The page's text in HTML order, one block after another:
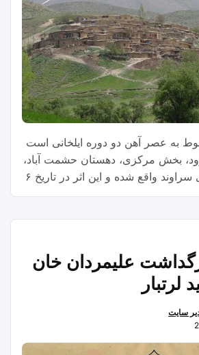
به عصر آهن دو دوره ایلخانی است
بخش مرکزی، دهستان حشمت آباد،
ضلع جنوبی روستای سراوند واقع شده و این اثر در تاریخ ۶
علیمردان خان
لرتبار
سایت